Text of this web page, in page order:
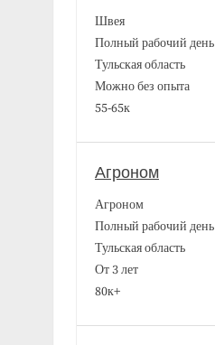
Швея
Полный рабочий день
Тульская область
Можно без опыта
55-65к
Агроном
Агроном
Полный рабочий день
Тульская область
От 3 лет
80к+